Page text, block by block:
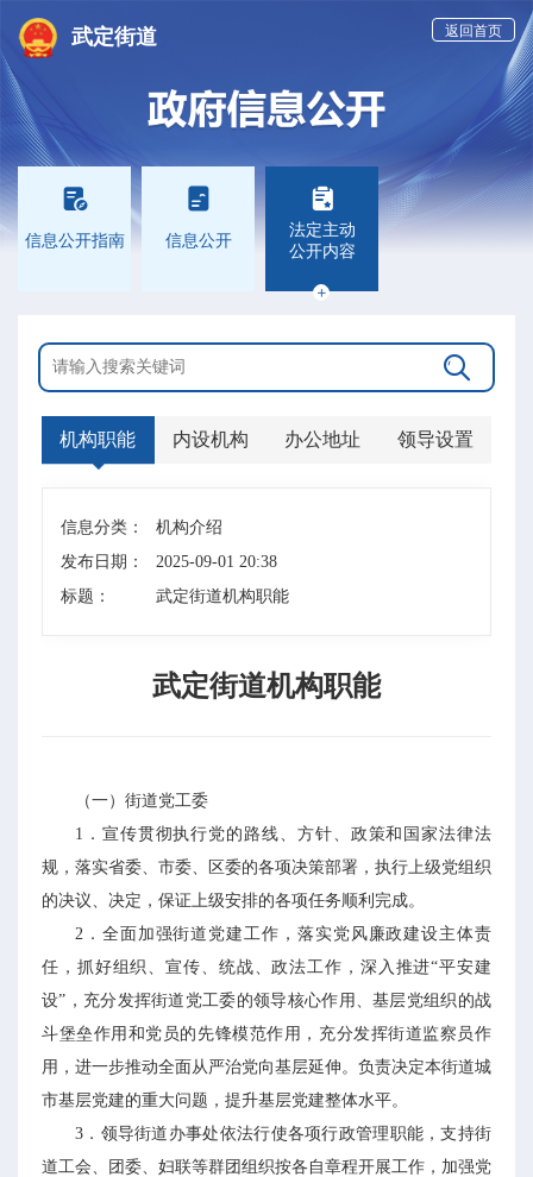
武定街道 返回首页

信息公开指南

信息公开

法定主动
公开内容


机构职能 内设机构 办公地址 领导设置
信息分类：
机构介绍
发布日期：
2025-09-01 20:38
标题：
武定街道机构职能
武定街道机构职能
（一）街道党工委
1．宣传贯彻执行党的路线、方针、政策和国家法律法
规，落实省委、市委、区委的各项决策部署，执行上级党组织
的决议、决定，保证上级安排的各项任务顺利完成。
2．全面加强街道党建工作，落实党风廉政建设主体责
任，抓好组织、宣传、统战、政法工作，深入推进“平安建
设”，充分发挥街道党工委的领导核心作用、基层党组织的战
斗堡垒作用和党员的先锋模范作用，充分发挥街道监察员作
用，进一步推动全面从严治党向基层延伸。负责决定本街道城
市基层党建的重大问题，提升基层党建整体水平。
3．领导街道办事处依法行使各项行政管理职能，支持街
道工会、团委、妇联等群团组织按各自章程开展工作，加强党